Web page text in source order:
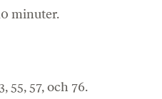
minuter.
55, 57, och 76.